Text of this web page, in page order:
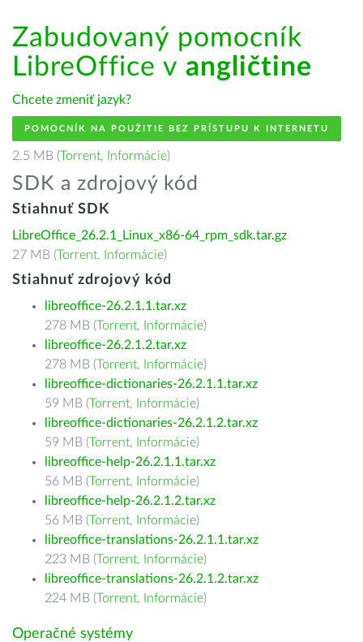
Zabudovaný pomocník
LibreOffice v angličtine
Chcete zmeniť jazyk?
POMOCNÍK NA POUŽITIE BEZ PRÍSTUPU K INTERNETU
2.5 MB (Torrent, Informácie)
SDK a zdrojový kód
Stiahnuť SDK
LibreOffice_26.2.1_Linux_x86-64_rpm_sdk.tar.gz
27 MB (Torrent, Informácie)
Stiahnuť zdrojový kód
libreoffice-26.2.1.1.tar.xz
278 MB (Torrent, Informácie)
libreoffice-26.2.1.2.tar.xz
278 MB (Torrent, Informácie)
libreoffice-dictionaries-26.2.1.1.tar.xz
59 MB (Torrent, Informácie)
libreoffice-dictionaries-26.2.1.2.tar.xz
59 MB (Torrent, Informácie)
libreoffice-help-26.2.1.1.tar.xz
56 MB (Torrent, Informácie)
libreoffice-help-26.2.1.2.tar.xz
56 MB (Torrent, Informácie)
libreoffice-translations-26.2.1.1.tar.xz
223 MB (Torrent, Informácie)
libreoffice-translations-26.2.1.2.tar.xz
224 MB (Torrent, Informácie)
Operačné systémy